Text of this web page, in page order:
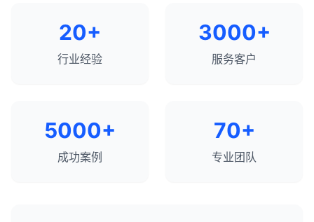
20+
行业经验
3000+
服务客户
5000+
成功案例
70+
专业团队